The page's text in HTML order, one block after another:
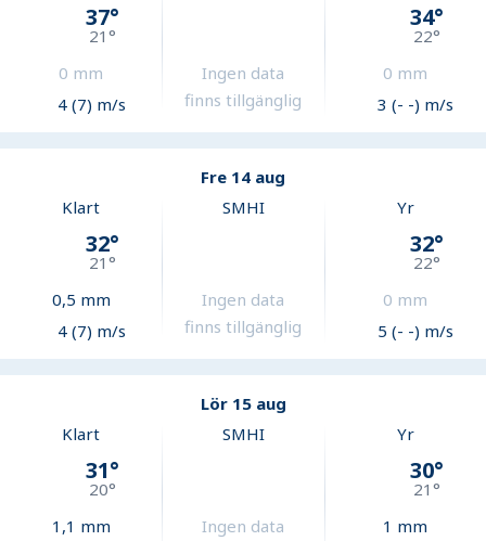
37°
21°
0 mm
4 (7) m/s
Ingen data
finns tillgänglig
34°
22°
0 mm
3 (- -) m/s
Fre 14 aug
Klart
32°
21°
0,5 mm
4 (7) m/s
SMHI
Ingen data
finns tillgänglig
Yr
32°
22°
0 mm
5 (- -) m/s
Lör 15 aug
Klart
31°
20°
1,1 mm
SMHI
Ingen data
Yr
30°
21°
1 mm